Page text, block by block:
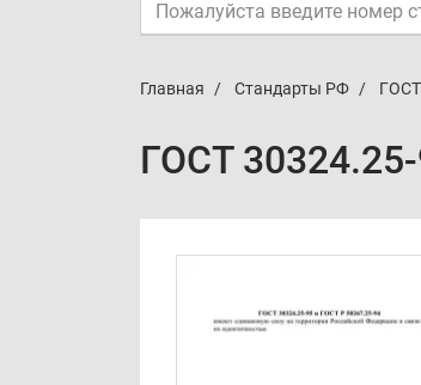
Главная Стандарты РФ ГОСТ
ГОСТ